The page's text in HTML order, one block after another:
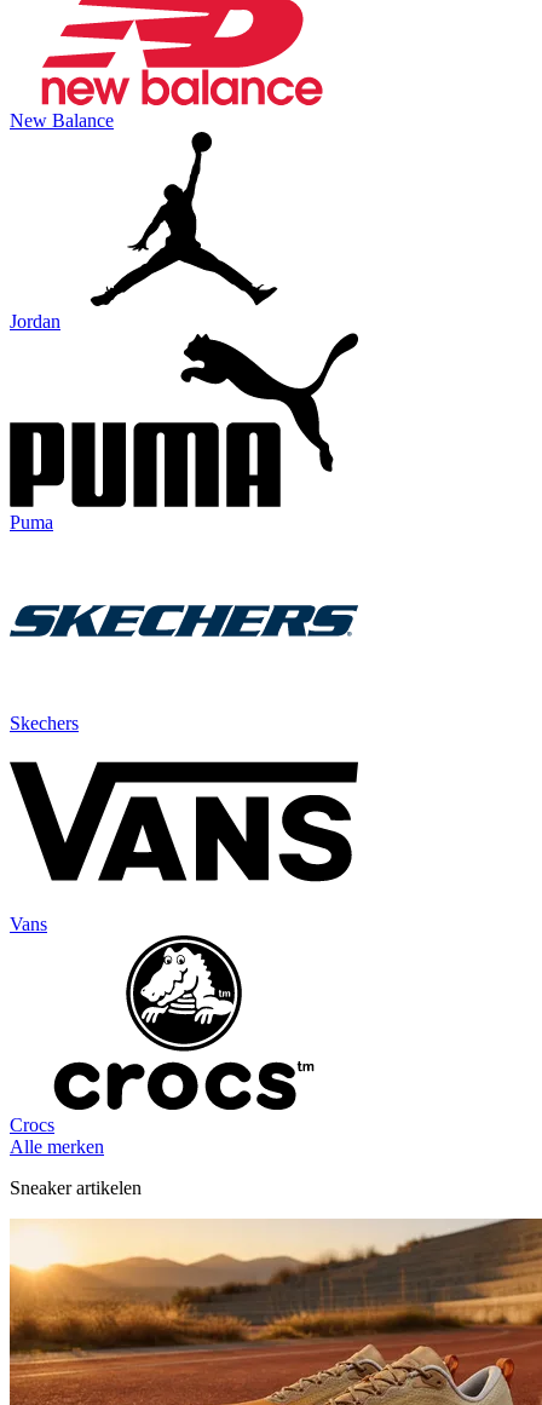
New Balance
Jordan
Puma
Skechers
Vans
Crocs
Alle merken
Sneaker artikelen